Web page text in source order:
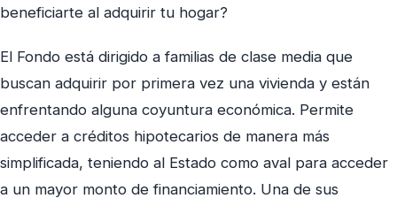
beneficiarte al adquirir tu hogar?
El Fondo está dirigido a familias de clase media que
buscan adquirir por primera vez una vivienda y están
enfrentando alguna coyuntura económica. Permite
acceder a créditos hipotecarios de manera más
simplificada, teniendo al Estado como aval para acceder
a un mayor monto de financiamiento. Una de sus